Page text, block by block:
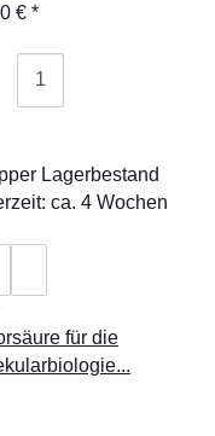
€ *
Lagerbestand
ca. 4 Wochen